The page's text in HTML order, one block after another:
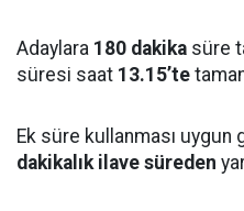
Adaylara 180 dakika süre
süresi saat 13.15’te
Ek süre kullanması uygun
dakikalık ilave süreden